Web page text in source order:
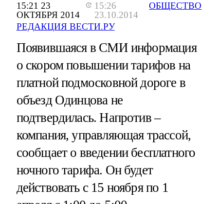
15:21 23
ОКТЯБРЯ 2014
15:26
23.10.2014
РЕДАКЦИЯ ВЕСТИ.РУ
ОБЩЕСТВО
Появившаяся в СМИ информация
о скором повышении тарифов на
платной подмосковной дороге в
объезд Одинцова не
подтвердилась. Напротив –
компания, управляющая трассой,
сообщает о введении бесплатного
ночного тарифа. Он будет
действовать с 15 ноября по 1